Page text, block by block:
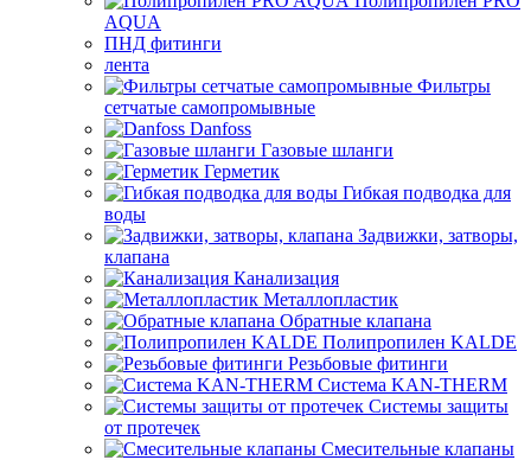
AQUA
ПНД фитинги
лента
Фильтры
сетчатые самопромывные
Danfoss
Газовые шланги
Герметик
Гибкая подводка для
воды
Задвижки, затворы,
клапана
Канализация
Металлопластик
Обратные клапана
Полипропилен KALDE
Резьбовые фитинги
Система KAN-THERM
Системы защиты
от протечек
Смесительные клапаны